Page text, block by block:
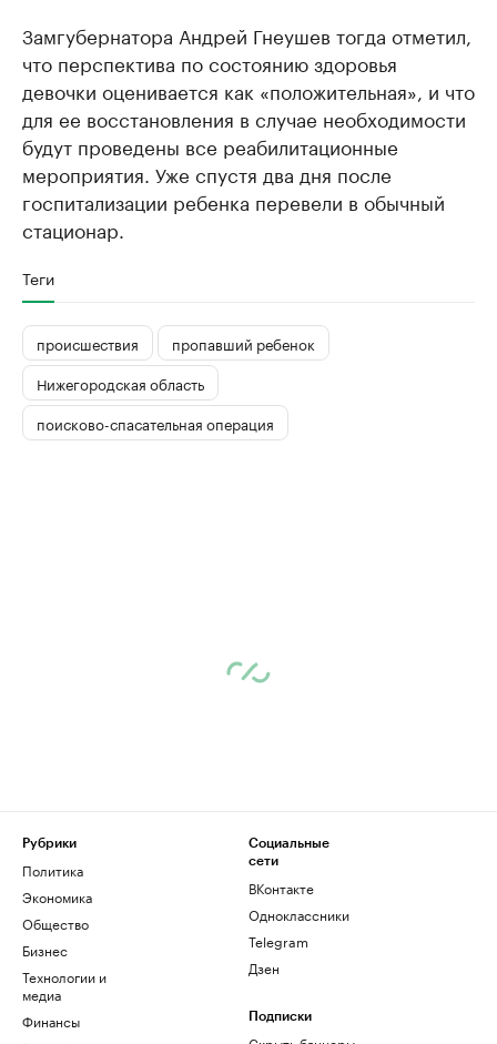
Замгубернатора Андрей Гнеушев тогда отметил,
что перспектива по состоянию здоровья
девочки оценивается как «положительная», и что
для ее восстановления в случае необходимости
будут проведены все реабилитационные
мероприятия. Уже спустя два дня после
госпитализации ребенка перевели в обычный
стационар.
Теги
происшествия
пропавший ребенок
Нижегородская область
поисково-спасательная операция
Рубрики
Политика
Экономика
Общество
Бизнес
Технологии и
медиа
Финансы
Социальные
сети
ВКонтакте
Одноклассники
Telegram
Дзен
Подписки